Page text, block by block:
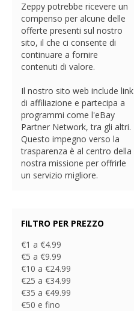
Zeppy potrebbe ricevere un
compenso per alcune delle
offerte presenti sul nostro
sito, il che ci consente di
continuare a fornire
contenuti di valore.
Il nostro sito web include link
di affiliazione e partecipa a
programmi come l'eBay
Partner Network, tra gli altri.
Questo impegno verso la
trasparenza è al centro della
nostra missione per offrirle
un servizio migliore.
FILTRO PER PREZZO
€1 a €4.99
€5 a €9.99
€10 a €24.99
€25 a €34.99
€35 a €49.99
€50 e fino